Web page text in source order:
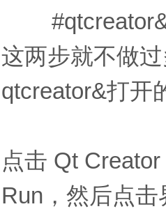
这两步就不做
qtcreator&打开
点击 Qt
Run，然后点